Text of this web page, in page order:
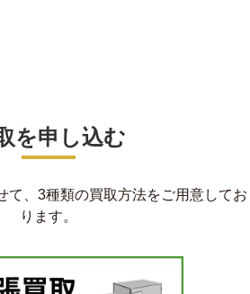
を申し込む
て、3種類の買取方法をご用意してお
ります。